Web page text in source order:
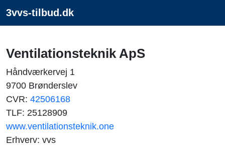
3vvs-tilbud.dk
Ventilationsteknik ApS
Håndværkervej 1
9700 Brønderslev
CVR: 42506168
TLF: 25128909
www.ventilationsteknik.one
Erhverv: vvs